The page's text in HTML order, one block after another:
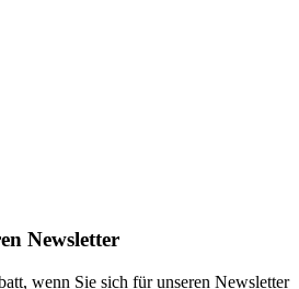
Newsletter
wenn Sie sich für unseren Newsletter